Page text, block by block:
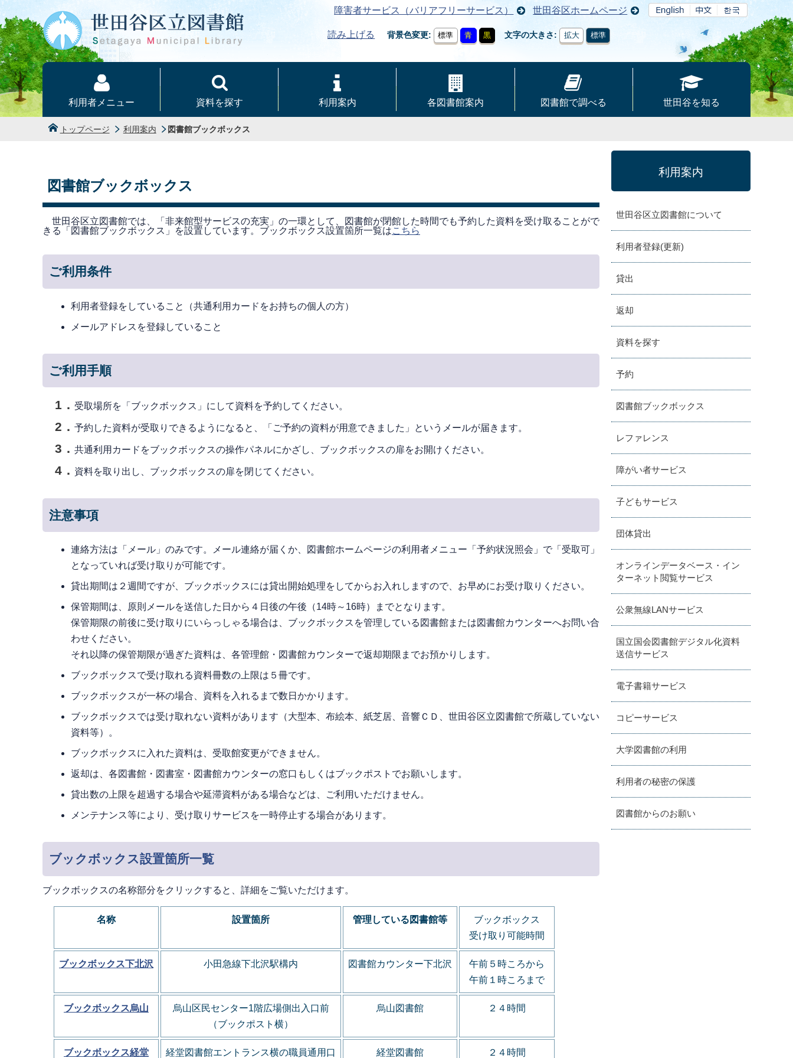
本文へ
障害者サービス（バリアフリーサービス） 世田谷区ホームページ
読み上げる 背景色変更 標準 青 黒 文字の大きさ 拡大 標準
利用者メニュー 資料を探す 利用案内 各図書館案内 図書館で調べる 世田谷を知る
トップページ 利用案内 図書館ブックボックス
図書館ブックボックス
世田谷区立図書館では、「非来館型サービスの充実」の一環として、図書館が閉館した時間でも予約した資料を受け取ることがで
きる「図書館ブックボックス」を設置しています。ブックボックス設置箇所一覧はこちら
ご利用条件
利用者登録をしていること（共通利用カードをお持ちの個人の方）
メールアドレスを登録していること
ご利用手順
受取場所を「ブックボックス」にして資料を予約してください。
予約した資料が受取りできるようになると、「ご予約の資料が用意できました」というメールが届きます。
共通利用カードをブックボックスの操作パネルにかざし、ブックボックスの扉をお開けください。
資料を取り出し、ブックボックスの扉を閉じてください。
注意事項
連絡方法は「メール」のみです。メール連絡が届くか、図書館ホームページの利用者メニュー「予約状況照会」で「受取可」
となっていれば受け取りが可能です。
貸出期間は２週間ですが、ブックボックスには貸出開始処理をしてからお入れしますので、お早めにお受け取りください。
保管期間は、原則メールを送信した日から４日後の午後（14時～16時）までとなります。
保管期限の前後に受け取りにいらっしゃる場合は、ブックボックスを管理している図書館または図書館カウンターへお問い合
わせください。
それ以降の保管期限が過ぎた資料は、各管理館・図書館カウンターで返却期限までお預かりします。
ブックボックスで受け取れる資料冊数の上限は５冊です。
ブックボックスが一杯の場合、資料を入れるまで数日かかります。
ブックボックスでは受け取れない資料があります（大型本、布絵本、紙芝居、音響ＣＤ、世田谷区立図書館で所蔵していない
資料等）。
ブックボックスに入れた資料は、受取館変更ができません。
返却は、各図書館・図書室・図書館カウンターの窓口もしくはブックポストでお願いします。
貸出数の上限を超過する場合や延滞資料がある場合などは、ご利用いただけません。
メンテナンス等により、受け取りサービスを一時停止する場合があります。
ブックボックス設置箇所一覧
ブックボックスの名称部分をクリックすると、詳細をご覧いただけます。
名称 設置箇所 管理している図書館等
ブックボックス
受け取り可能時間
ブックボックス下北沢 小田急線下北沢駅構内 図書館カウンター下北沢
午前５時ころから
午前１時ころまで
ブックボックス烏山 烏山区民センター1階広場側出入口前
（ブックポスト横）
烏山図書館 ２４時間
ブックボックス経堂 経堂図書館エントランス横の職員通用口 経堂図書館 ２４時間
利用案内
世田谷区立図書館について
利用者登録(更新)
貸出
返却
資料を探す
予約
図書館ブックボックス
レファレンス
障がい者サービス
子どもサービス
団体貸出
オンラインデータベース・イン
ターネット閲覧サービス
公衆無線LANサービス
国立国会図書館デジタル化資料
送信サービス
電子書籍サービス
コピーサービス
大学図書館の利用
利用者の秘密の保護
図書館からのお願い